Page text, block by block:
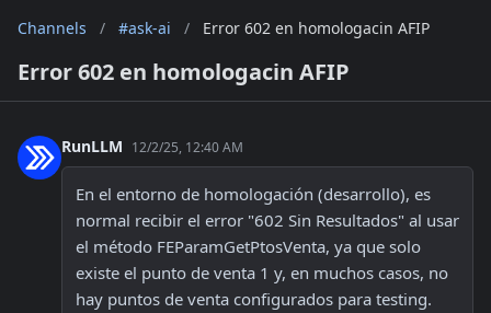
Channels / #ask-ai / Error 602 en homologacin AFIP
Error 602 en homologacin AFIP
RunLLM 12/2/25, 12:40 AM
En el entorno de homologación (desarrollo), es
normal recibir el error "602 Sin Resultados" al usar
el método FEParamGetPtosVenta, ya que solo
existe el punto de venta 1 y, en muchos casos, no
hay puntos de venta configurados para testing.